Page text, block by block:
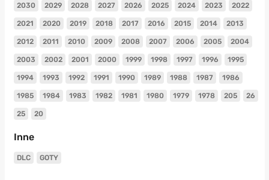
2030 2029 2028 2027 2026 2025 2024 2023 2022
2021 2020 2019 2018 2017 2016 2015 2014 2013
2012 2011 2010 2009 2008 2007 2006 2005 2004
2003 2002 2001 2000 1999 1998 1997 1996 1995
1994 1993 1992 1991 1990 1989 1988 1987 1986
1985 1984 1983 1982 1981 1980 1979 1978 205 26
25 20
Inne
DLC GOTY